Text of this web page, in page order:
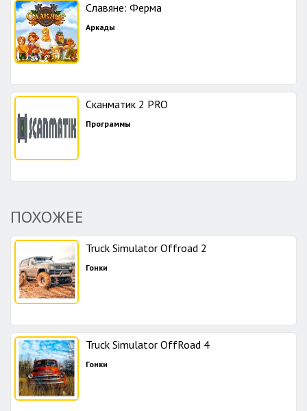
Славяне: Ферма
Аркады
Сканматик 2 PRO
Программы
ПОХОЖЕЕ
Truck Simulator Offroad 2
Гонки
Truck Simulator OffRoad 4
Гонки